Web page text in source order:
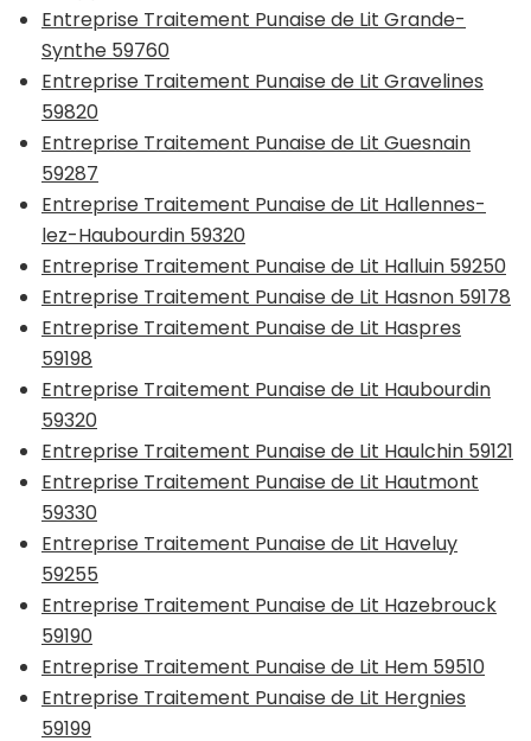
Entreprise Traitement Punaise de Lit Grande-
Synthe 59760
Entreprise Traitement Punaise de Lit Gravelines
59820
Entreprise Traitement Punaise de Lit Guesnain
59287
Entreprise Traitement Punaise de Lit Hallennes-
lez-Haubourdin 59320
Entreprise Traitement Punaise de Lit Halluin 59250
Entreprise Traitement Punaise de Lit Hasnon 59178
Entreprise Traitement Punaise de Lit Haspres
59198
Entreprise Traitement Punaise de Lit Haubourdin
59320
Entreprise Traitement Punaise de Lit Haulchin 59121
Entreprise Traitement Punaise de Lit Hautmont
59330
Entreprise Traitement Punaise de Lit Haveluy
59255
Entreprise Traitement Punaise de Lit Hazebrouck
59190
Entreprise Traitement Punaise de Lit Hem 59510
Entreprise Traitement Punaise de Lit Hergnies
59199